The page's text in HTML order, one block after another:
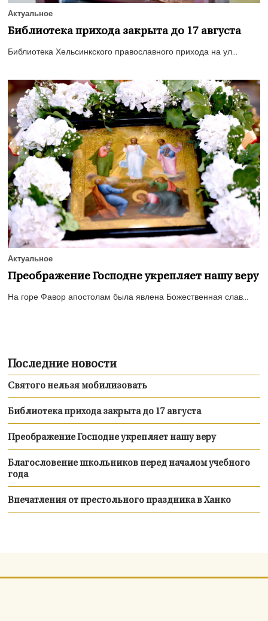
Актуальное
Библиотека прихода закрыта до 17 августа
Библиотека Хельсинкского православного прихода на ул...
Актуальное
Преображение Господне укрепляет нашу веру
На горе Фавор апостолам была явлена Божественная слав...
Последние новости
Святого нельзя мобилизовать
Библиотека прихода закрыта до 17 августа
Преображение Господне укрепляет нашу веру
Благословение школьников перед началом учебного
года
Впечатления от престольного праздника в Ханко